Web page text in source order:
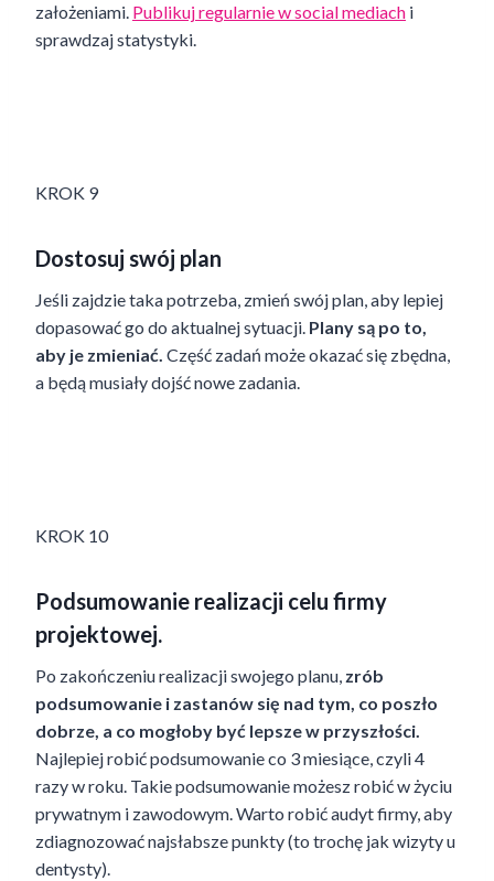
założeniami. Publikuj regularnie w social mediach i
sprawdzaj statystyki.
KROK 9
Dostosuj swój plan
Jeśli zajdzie taka potrzeba, zmień swój plan, aby lepiej
dopasować go do aktualnej sytuacji. Plany są po to,
aby je zmieniać. Część zadań może okazać się zbędna,
a będą musiały dojść nowe zadania.
KROK 10
Podsumowanie realizacji celu firmy
projektowej.
Po zakończeniu realizacji swojego planu, zrób
podsumowanie i zastanów się nad tym, co poszło
dobrze, a co mogłoby być lepsze w przyszłości.
Najlepiej robić podsumowanie co 3 miesiące, czyli 4
razy w roku. Takie podsumowanie możesz robić w życiu
prywatnym i zawodowym. Warto robić audyt firmy, aby
zdiagnozować najsłabsze punkty (to trochę jak wizyty u
dentysty).